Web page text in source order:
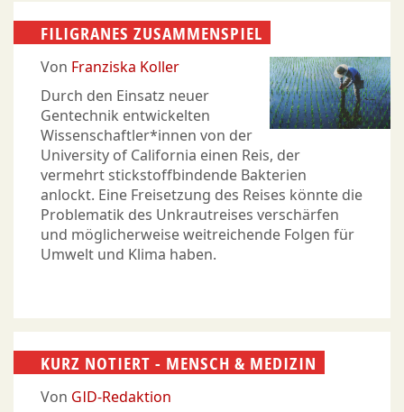
FILIGRANES ZUSAMMENSPIEL
Von Franziska Koller
Durch den Einsatz neuer
Gentechnik entwickelten
Wissenschaftler*innen von der
University of California einen Reis, der
vermehrt stickstoffbindende Bakterien
anlockt. Eine Freisetzung des Reises könnte die
Problematik des Unkrautreises verschärfen
und möglicherweise weitreichende Folgen für
Umwelt und Klima haben.
KURZ NOTIERT - MENSCH & MEDIZIN
Von GID-Redaktion